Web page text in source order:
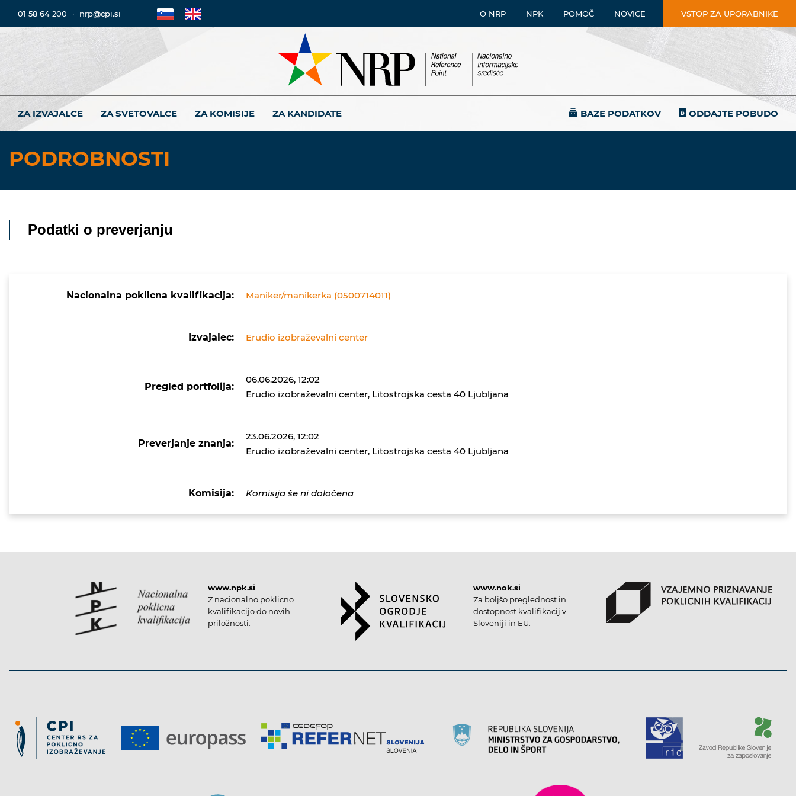
01 58 64 200 · nrp@cpi.si O NRP NPK POMOČ NOVICE VSTOP ZA UPORABNIKE
ZA IZVAJALCE ZA SVETOVALCE ZA KOMISIJE ZA KANDIDATE BAZE PODATKOV ODDAJTE POBUDO
PODROBNOSTI
Podatki o preverjanju
Nacionalna poklicna kvalifikacija: Maniker/manikerka (0500714011)
Izvajalec: Erudio izobraževalni center
Pregled portfolija:
06.06.2026, 12:02
Erudio izobraževalni center, Litostrojska cesta 40 Ljubljana
Preverjanje znanja:
23.06.2026, 12:02
Erudio izobraževalni center, Litostrojska cesta 40 Ljubljana
Komisija: Komisija še ni določena
www.npk.si
Z nacionalno poklicno
kvalifikacijo do novih
priložnosti.
www.nok.si
Za boljšo preglednost in
dostopnost kvalifikacij v
Sloveniji in EU.